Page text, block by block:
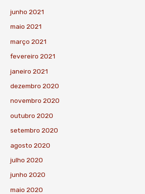
junho 2021
maio 2021
março 2021
fevereiro 2021
janeiro 2021
dezembro 2020
novembro 2020
outubro 2020
setembro 2020
agosto 2020
julho 2020
junho 2020
maio 2020